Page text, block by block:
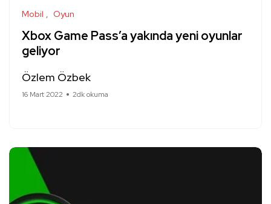
Mobil Oyun
Xbox Game Pass’a yakında yeni oyunlar
geliyor
Özlem Özbek
16 Mart 2022 2dk okuma